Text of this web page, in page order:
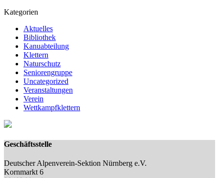
Kategorien
Aktuelles
Bibliothek
Kanuabteilung
Klettern
Naturschutz
Seniorengruppe
Uncategorized
Veranstaltungen
Verein
Wettkampfklettern
Geschäftsstelle
Deutscher Alpenverein-Sektion Nürnberg e.V.
Kornmarkt 6